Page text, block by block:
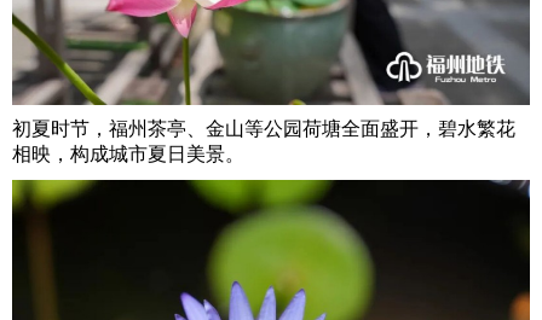
初夏时节，福州茶亭、金山等公园荷塘全面盛开，碧水繁花
相映，构成城市夏日美景。